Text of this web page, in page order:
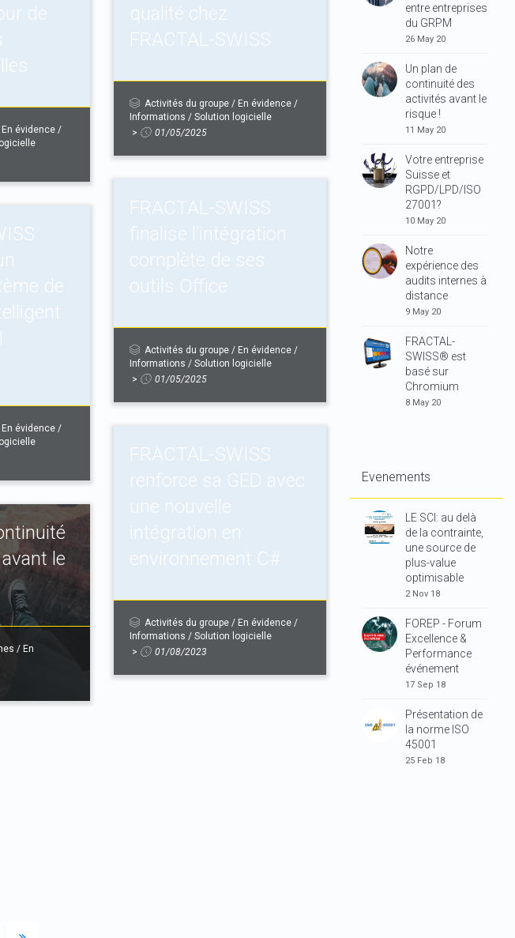
de
En évidence /
qualité chez
FRACTAL-SWISS
Activités du groupe / En évidence /
Informations / Solution logicielle
>
01/05/2025
FRACTAL-SWISS
finalise l’intégration
complète de ses
outils Office
Activités du groupe / En évidence /
Informations / Solution logicielle
>
01/05/2025
de
En évidence /
FRACTAL-SWISS
renforce sa GED avec
une nouvelle
intégration en
environnement C#
Activités du groupe / En évidence /
Informations / Solution logicielle
>
01/08/2023
le
/ En
entre entreprises
du GRPM
26 May 20
Un plan de
continuité des
activités avant le
risque !
11 May 20
Votre entreprise
Suisse et
RGPD/LPD/ISO
27001?
10 May 20
Notre
expérience des
audits internes à
distance
9 May 20
FRACTAL-
SWISS® est
basé sur
Chromium
8 May 20
Evenements
LE SCI: au delà
de la contrainte,
une source de
plus-value
optimisable
2 Nov 18
FOREP - Forum
Excellence &
Performance
événement
17 Sep 18
Présentation de
la norme ISO
45001
25 Feb 18